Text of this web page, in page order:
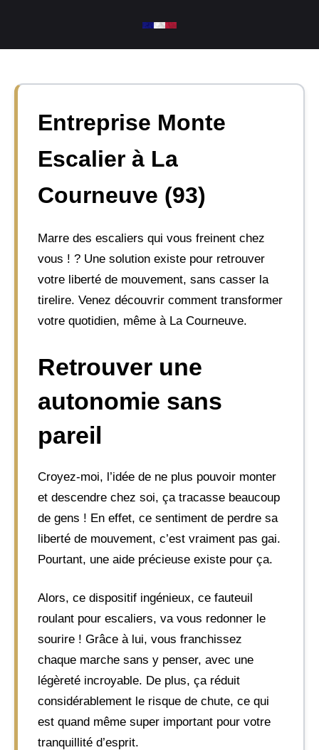
contenu
Entreprise Monte
Escalier à La
Courneuve (93)
Marre des escaliers qui vous freinent chez
vous ! ? Une solution existe pour retrouver
votre liberté de mouvement, sans casser la
tirelire. Venez découvrir comment transformer
votre quotidien, même à La Courneuve.
Retrouver une
autonomie sans
pareil
Croyez-moi, l’idée de ne plus pouvoir monter
et descendre chez soi, ça tracasse beaucoup
de gens ! En effet, ce sentiment de perdre sa
liberté de mouvement, c’est vraiment pas gai.
Pourtant, une aide précieuse existe pour ça.
Alors, ce dispositif ingénieux, ce fauteuil
roulant pour escaliers, va vous redonner le
sourire ! Grâce à lui, vous franchissez
chaque marche sans y penser, avec une
légèreté incroyable. De plus, ça réduit
considérablement le risque de chute, ce qui
est quand même super important pour votre
tranquillité d’esprit.